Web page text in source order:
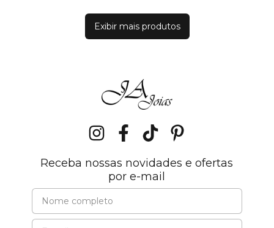
Exibir mais produtos
Receba nossas novidades e ofertas
por e-mail